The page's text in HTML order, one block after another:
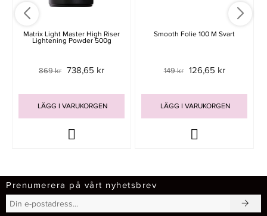
Matrix Light Master High Riser
Lightening Powder 500g
869 kr 738,65 kr
LÄGG I VARUKORGEN
Smooth Folie 100 M Svart
149 kr 126,65 kr
LÄGG I VARUKORGEN
Prenumerera på vårt nyhetsbrev